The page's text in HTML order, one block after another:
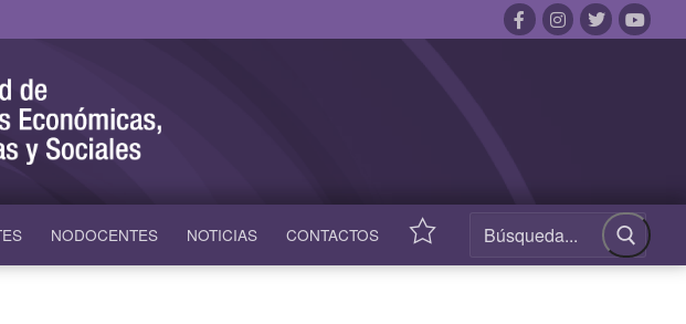
NODOCENTES NOTICIAS CONTACTOS ACCESOS